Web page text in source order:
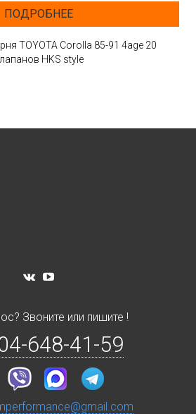
ПОДРОБНЕЕ
TOYOTA Corolla 85-91 4age 20
HKS style
Звоните или пишите !
648-41-59